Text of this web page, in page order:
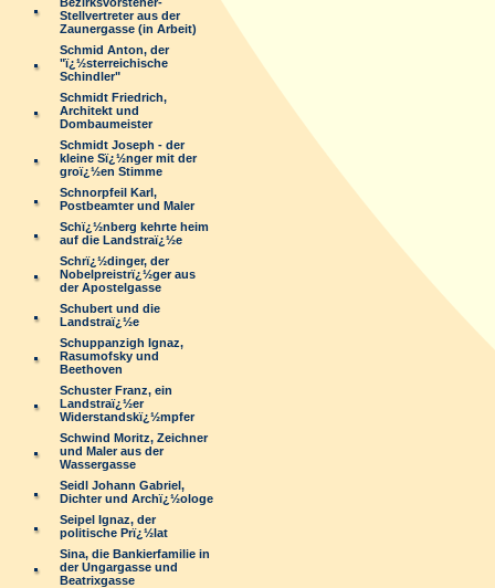
Stellvertreter aus der
Zaunergasse (in Arbeit)
Schmid Anton, der
"ï¿½sterreichische
Schindler"
Schmidt Friedrich,
Architekt und
Dombaumeister
Schmidt Joseph - der
kleine Sï¿½nger mit der
groï¿½en Stimme
Schnorpfeil Karl,
Postbeamter und Maler
Schï¿½nberg kehrte heim
auf die Landstraï¿½e
Schrï¿½dinger, der
Nobelpreistrï¿½ger aus
der Apostelgasse
Schubert und die
Landstraï¿½e
Schuppanzigh Ignaz,
Rasumofsky und
Beethoven
Schuster Franz, ein
Landstraï¿½er
Widerstandskï¿½mpfer
Schwind Moritz, Zeichner
und Maler aus der
Wassergasse
Seidl Johann Gabriel,
Dichter und Archï¿½ologe
Seipel Ignaz, der
politische Prï¿½lat
Sina, die Bankierfamilie in
der Ungargasse und
Beatrixgasse